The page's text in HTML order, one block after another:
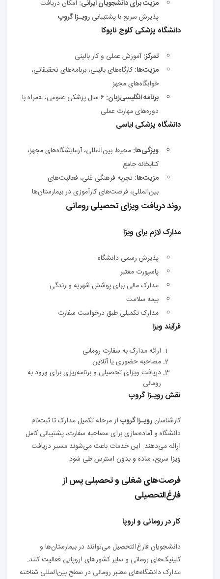
مزیت برای دانشجویان ایرانی: امکان دریافت
پذیرش سریع با پشتیبانی رویـزا گروپ
دانشگاه پزشکی کلوج ناپوکا
تمرکز: آموزش عملی و کار بالینی
مزیت‌ها: کارگاه‌های بالینی، برنامه‌های تحقیقاتی،
خوابگاه‌های مجهز
برنامه انگلیسی‌زبان:
۶ سال پزشکی عمومی، همراه با
دوره‌های مهارت عملی
دانشگاه پزشکی ایاسی
ویژگی‌ها: محیط بین‌المللی، آزمایشگاه‌های مجهز،
کتابخانه جامع
مزیت‌ها: تجربه فرهنگی غنی، فعالیت‌های
بین‌المللی، فرصت‌های کارآموزی در بیمارستان‌ها
روند دریافت ویزای تحصیلی رومانی
مدارک لازم برای ویزا
پذیرش رسمی دانشگاه
پاسپورت معتبر
مدارک مالی برای پوشش شهریه و زندگی
بیمه سلامت
مدارک تکمیلی طبق درخواست سفارت
فرآیند ویزا
ارائه مدارک به سفارت رومانی
مصاحبه حضوری یا آنلاین
دریافت ویزای تحصیلی و برنامه‌ریزی برای ورود به
رومانی
نقش رویـزا گروپ
کارشناسانرویـزا گروپ از مرحله تکمیل مدارک تا ثبت‌نام
دانشگاه و آماده‌سازی برای مصاحبه سفارت، پشتیبانی کامل
ارائه می‌دهند. این خدمات باعث می‌شوند مسیر دریافت
ویزا سریع، ساده و بدون استرس طی شود.
فرصت‌های شغلی و تحصیلی پس از
فارغ‌التحصیلی
کار در رومانی و اروپا
دانشجویان فارغ‌التحصیل می‌توانند در بیمارستان‌ها و
کلینیک‌های رومانی و سایر کشورهای اروپایی فعالیت کنند.
مدارک دانشگاه‌های معتبر رومانی در سطح بین‌المللی شناخته